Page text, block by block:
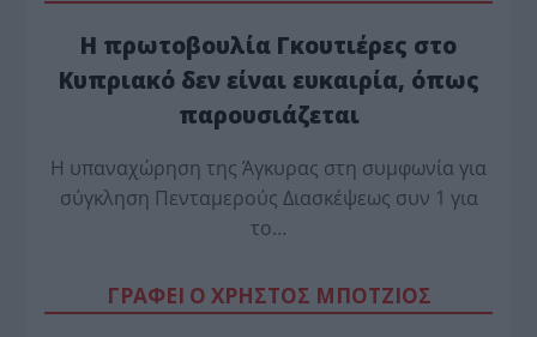
Η πρωτοβουλία Γκουτιέρες στο
Κυπριακό δεν είναι ευκαιρία, όπως
παρουσιάζεται
Η υπαναχώρηση της Άγκυρας στη συμφωνία για
σύγκληση Πενταμερούς Διασκέψεως συν 1 για
το…
ΓΡΑΦΕΙ Ο ΧΡΗΣΤΟΣ ΜΠΟΤΖΙΟΣ